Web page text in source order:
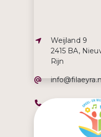
Adres:
Weijland 9
2415 BA,
Rijn
E-mailadres:
+31 627125391